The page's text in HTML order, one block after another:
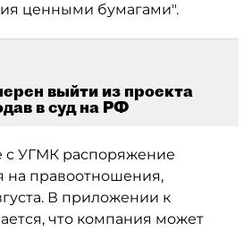
ценными бумагами".
выйти из проекта
в суд на РФ
с УГМК распоряжение
на правоотношения,
В приложении к
что компания может